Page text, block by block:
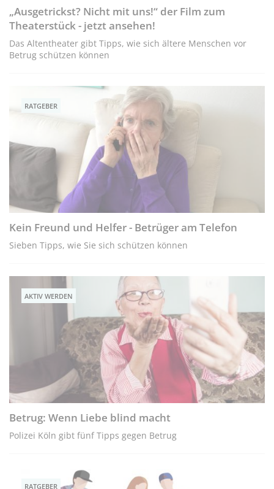
„Ausgetrickst? Nicht mit uns!“ der Film zum
Theaterstück - jetzt ansehen!
Das Altentheater gibt Tipps, wie sich ältere Menschen vor
Betrug schützen können
RATGEBER
Kein Freund und Helfer - Betrüger am Telefon
Sieben Tipps, wie Sie sich schützen können
AKTIV WERDEN
Betrug: Wenn Liebe blind macht
Polizei Köln gibt fünf Tipps gegen Betrug
RATGEBER